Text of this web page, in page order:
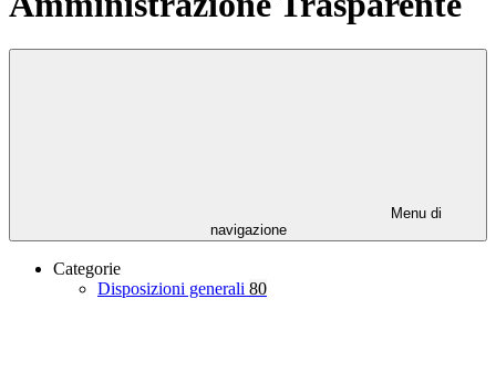
Menu di
navigazione
Categorie
Disposizioni generali 80